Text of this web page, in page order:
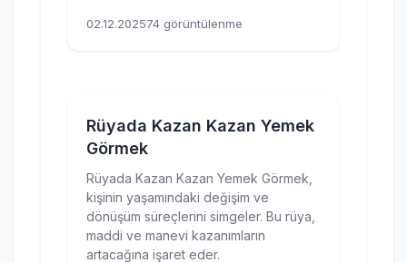
02.12.202574 görüntülenme
Rüyada Kazan Kazan Yemek
Görmek
Rüyada Kazan Kazan Yemek Görmek,
kişinin yaşamındaki değişim ve
dönüşüm süreçlerini simgeler. Bu rüya,
maddi ve manevi kazanımların
artacağına işaret eder.